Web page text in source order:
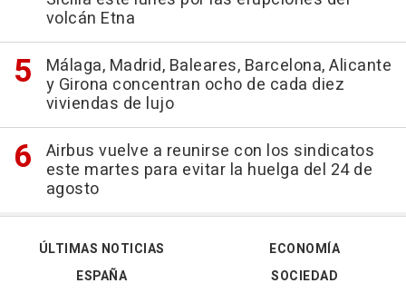
volcán Etna
Málaga, Madrid, Baleares, Barcelona, Alicante
y Girona concentran ocho de cada diez
viviendas de lujo
Airbus vuelve a reunirse con los sindicatos
este martes para evitar la huelga del 24 de
agosto
ÚLTIMAS NOTICIAS
ESPAÑA
ECONOMÍA
SOCIEDAD